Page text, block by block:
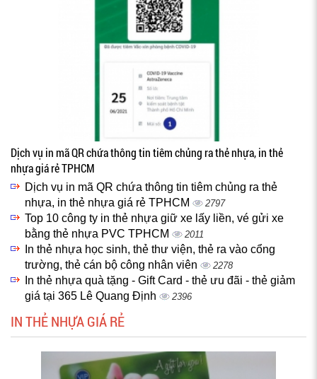
Dịch vụ in mã QR chứa thông tin tiêm chủng ra thẻ nhựa, in thẻ
nhựa giá rẻ TPHCM
Dịch vụ in mã QR chứa thông tin tiêm chủng ra thẻ
nhựa, in thẻ nhựa giá rẻ TPHCM
2797
Top 10 công ty in thẻ nhựa giữ xe lấy liền, vé gửi xe
bằng thẻ nhựa PVC TPHCM
2011
In thẻ nhựa học sinh, thẻ thư viện, thẻ ra vào cổng
trường, thẻ cán bộ công nhân viên
2278
In thẻ nhựa quà tặng - Gift Card - thẻ ưu đãi - thẻ giảm
giá tại 365 Lê Quang Định
2396
IN THẺ NHỰA GIÁ RẺ